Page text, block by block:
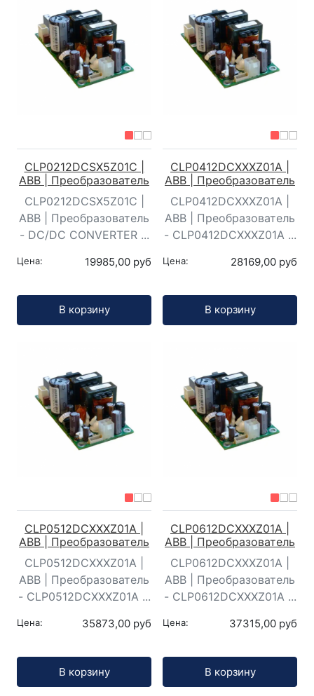
CLP0212DCSX5Z01C |
ABB | Преобразователь
CLP0212DCSX5Z01C |
ABB | Преобразователь
- DC/DC CONVERTER ...
Цена: 19985,00 руб
В корзину
CLP0412DCXXXZ01A |
ABB | Преобразователь
CLP0412DCXXXZ01A |
ABB | Преобразователь
- CLP0412DCXXXZ01A ...
Цена: 28169,00 руб
В корзину
CLP0512DCXXXZ01A |
ABB | Преобразователь
CLP0512DCXXXZ01A |
ABB | Преобразователь
- CLP0512DCXXXZ01A ...
Цена: 35873,00 руб
В корзину
CLP0612DCXXXZ01A |
ABB | Преобразователь
CLP0612DCXXXZ01A |
ABB | Преобразователь
- CLP0612DCXXXZ01A ...
Цена: 37315,00 руб
В корзину